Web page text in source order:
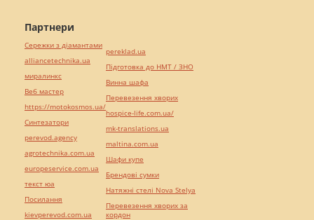
Партнери
Сережки з діамантами
alliancetechnika.ua
миралинкс
Веб мастер
https://motokosmos.ua/
Синтезатори
perevod.agency
agrotechnika.com.ua
europeservice.com.ua
текст юа
Посилання
kievperevod.com.ua
pereklad.ua
Підготовка до НМТ / ЗНО
Винна шафа
Перевезення хворих
hospice-life.com.ua/
mk-translations.ua
maltina.com.ua
Шафи купе
Брендові сумки
Натяжні стелі Nova Stelya
Перевезення хворих за
кордон